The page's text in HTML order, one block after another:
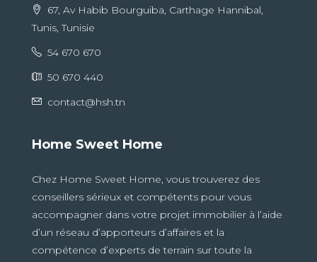
67, Av Habib Bourguiba, Carthage Hannibal,
Tunis, Tunisie
54 670 670
50 670 440
contact@hsh.tn
Home Sweet Home
Chez Home Sweet Home, vous trouverez des
conseillers sérieux et compétents pour vous
accompagner dans votre projet immobilier à l’aide
d’un réseau d’apporteurs d’affaires et la
compétence d’experts de terrain sur toute la